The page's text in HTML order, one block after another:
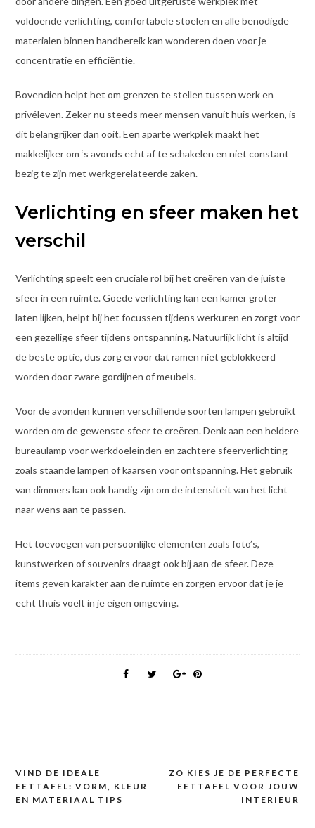
voldoende verlichting, comfortabele stoelen en alle benodigde
materialen binnen handbereik kan wonderen doen voor je
concentratie en efficiëntie.
Bovendien helpt het om grenzen te stellen tussen werk en
privéleven. Zeker nu steeds meer mensen vanuit huis werken, is
dit belangrijker dan ooit. Een aparte werkplek maakt het
makkelijker om ‘s avonds echt af te schakelen en niet constant
bezig te zijn met werkgerelateerde zaken.
Verlichting en sfeer maken het
verschil
Verlichting speelt een cruciale rol bij het creëren van de juiste
sfeer in een ruimte. Goede verlichting kan een kamer groter
laten lijken, helpt bij het focussen tijdens werkuren en zorgt voor
een gezellige sfeer tijdens ontspanning. Natuurlijk licht is altijd
de beste optie, dus zorg ervoor dat ramen niet geblokkeerd
worden door zware gordijnen of meubels.
Voor de avonden kunnen verschillende soorten lampen gebruikt
worden om de gewenste sfeer te creëren. Denk aan een heldere
bureaulamp voor werkdoeleinden en zachtere sfeerverlichting
zoals staande lampen of kaarsen voor ontspanning. Het gebruik
van dimmers kan ook handig zijn om de intensiteit van het licht
naar wens aan te passen.
Het toevoegen van persoonlijke elementen zoals foto’s,
kunstwerken of souvenirs draagt ook bij aan de sfeer. Deze
items geven karakter aan de ruimte en zorgen ervoor dat je je
echt thuis voelt in je eigen omgeving.
Post
navigation
VIND DE IDEALE
EETTAFEL: VORM, KLEUR
EN MATERIAAL TIPS
ZO KIES JE DE PERFECTE
EETTAFEL VOOR JOUW
INTERIEUR